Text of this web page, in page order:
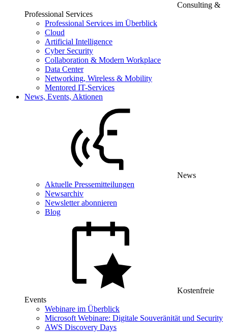
Consulting &
Professional Services
Professional Services im Überblick
Cloud
Artificial Intelligence
Cyber Security
Collaboration & Modern Workplace
Data Center
Networking, Wireless & Mobility
Mentored IT-Services
News, Events, Aktionen
News
Aktuelle Pressemitteilungen
Newsarchiv
Newsletter abonnieren
Blog
Kostenfreie
Events
Webinare im Überblick
Microsoft Webinare: Digitale Souveränität und Security
AWS Discovery Days